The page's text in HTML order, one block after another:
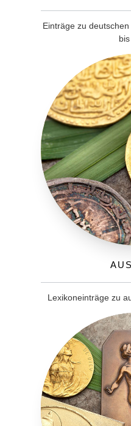
Einträge zu
Lexikoneinträge zu